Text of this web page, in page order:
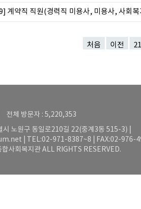
계약직 직원(경력직 미용사, 미용사, 사회
처음 이전 21
체 방문자 : 5,220,353
노원구 동일로210길 22(중계3동 515-3) |
| TEL:02-971-8387~8 | FAX:02-976-
사회복지관 ALL RIGHTS RESERVED.